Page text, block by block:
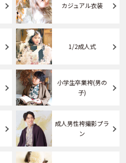
カジュアル衣装
1/2成人式
小学生卒業袴(男の
子)
成人男性袴撮影プラ
ン